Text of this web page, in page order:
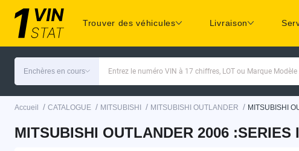
Trouver des véhicules Livraison
Enchères en cours Entrez le numéro VIN à 17 chiffres, LOT ou Marque Modèle
Accueil / CATALOGUE / MITSUBISHI / MITSUBISHI OUTLANDER / MITSUBISHI
MITSUBISHI OUTLANDER 2006